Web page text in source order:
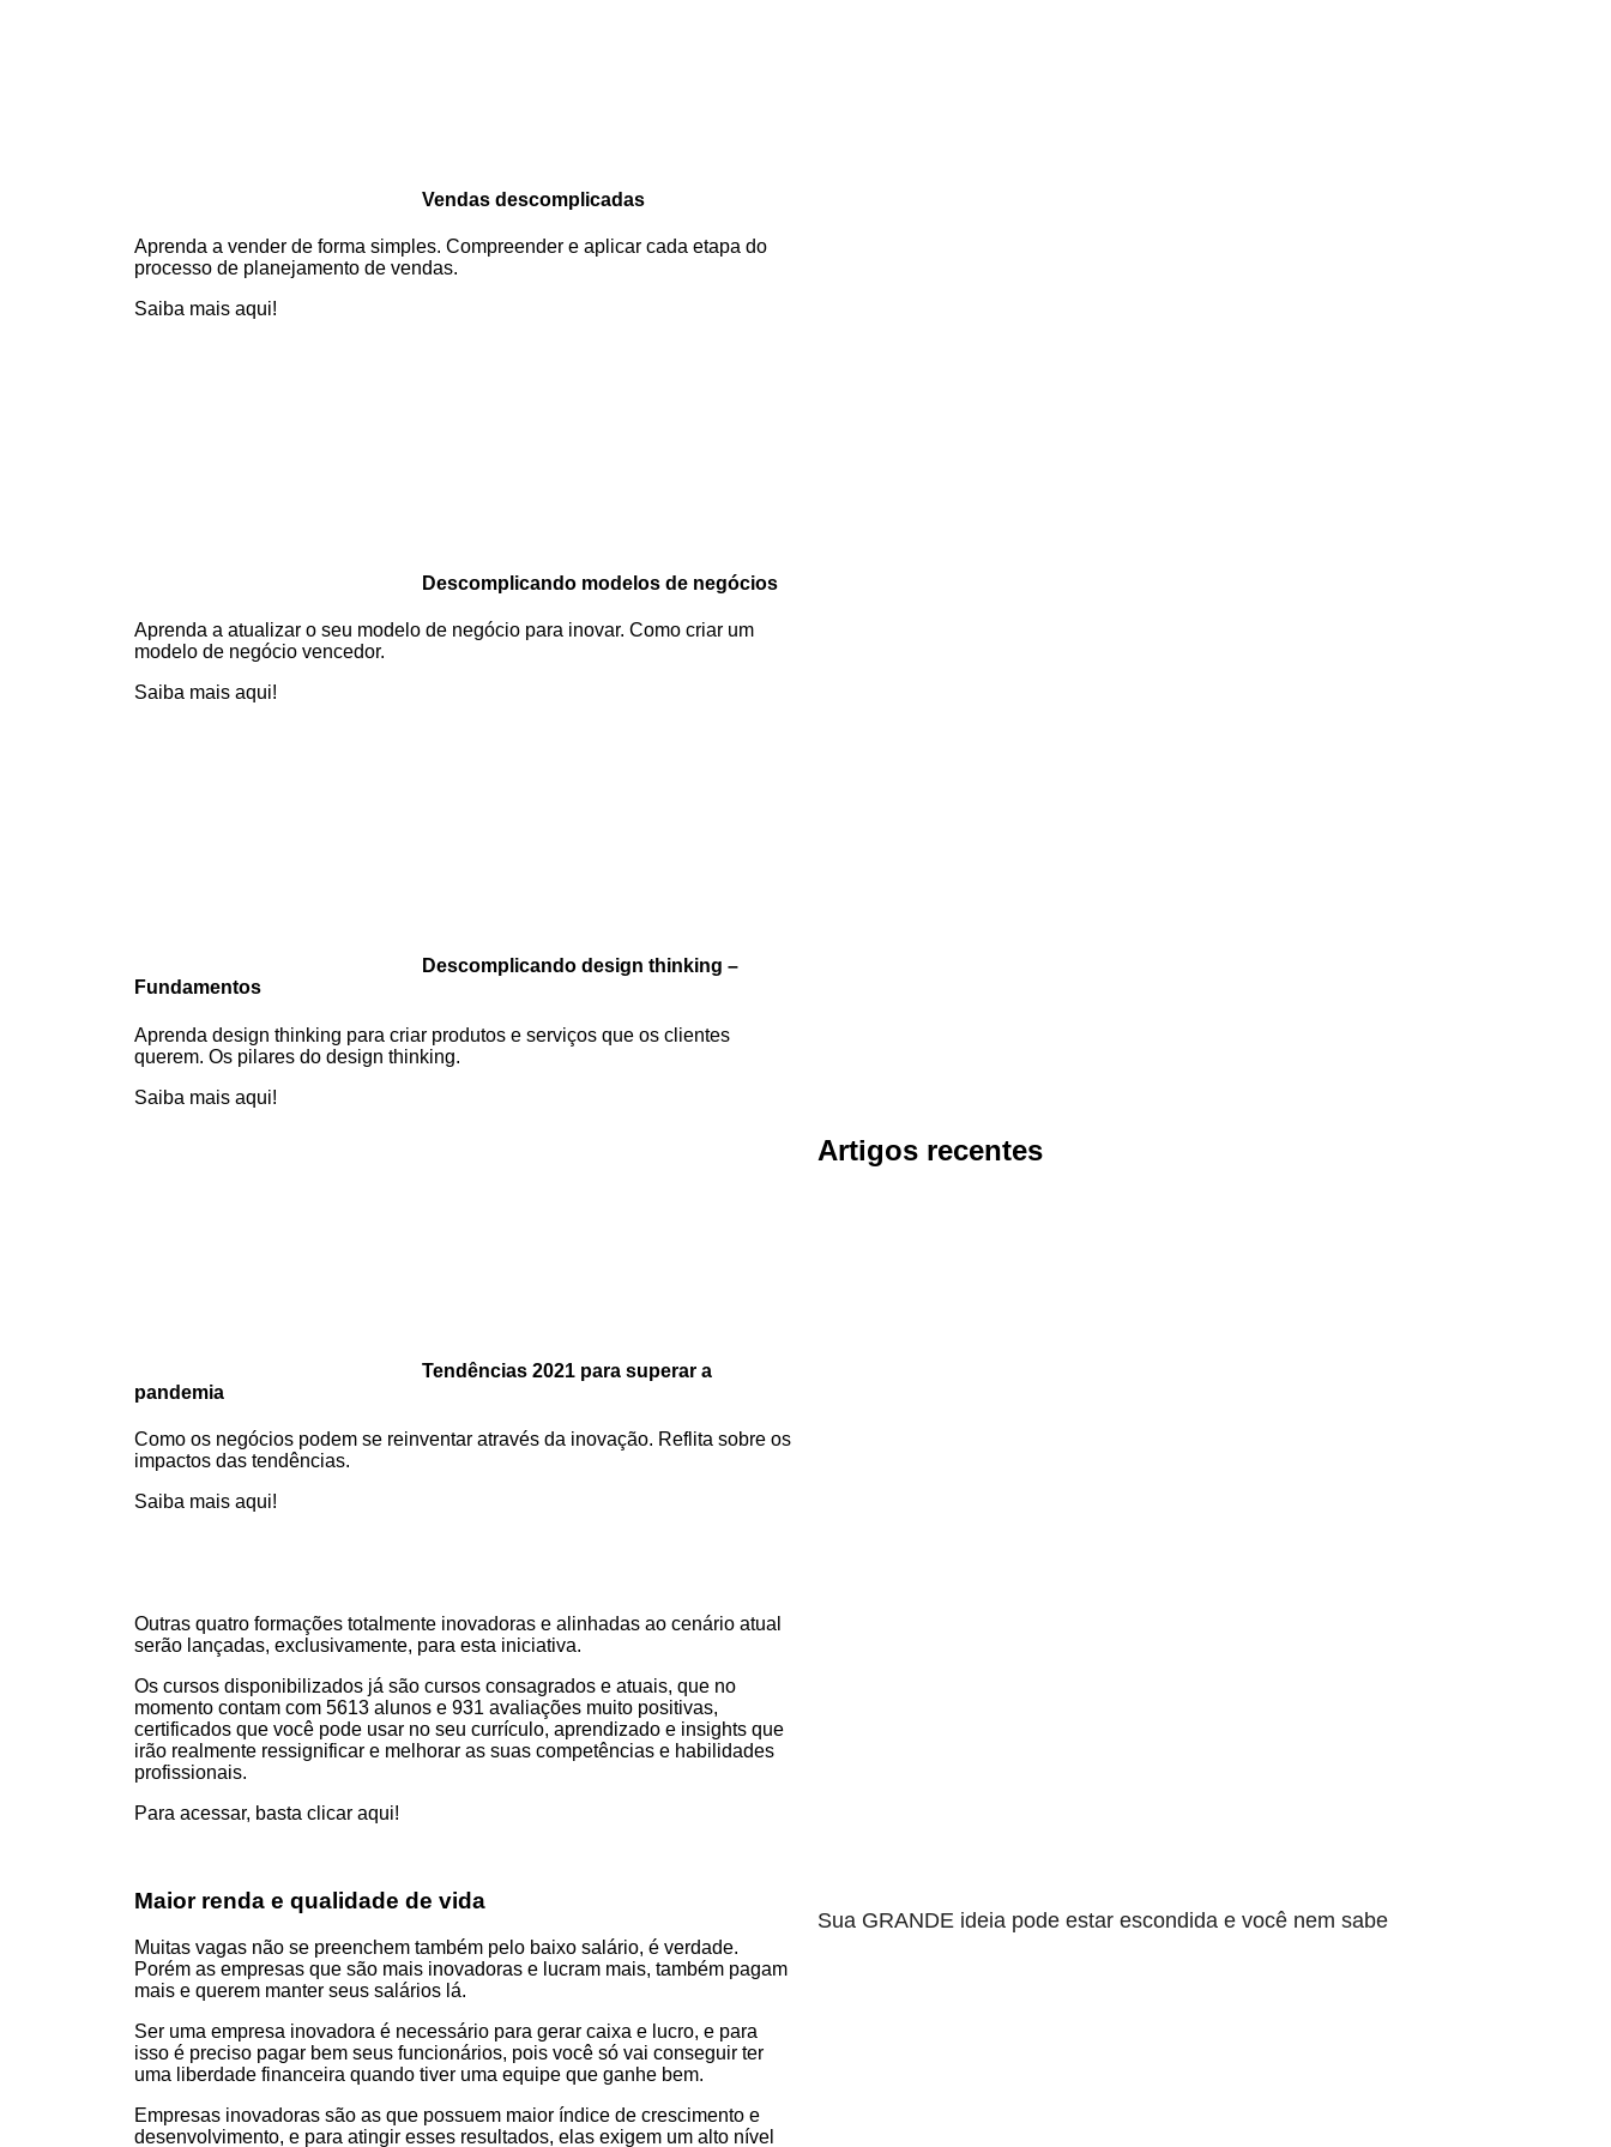
Vendas descomplicadas
Aprenda a vender de forma simples. Compreender e aplicar cada etapa do
processo de planejamento de vendas.
Saiba mais aqui!
Descomplicando modelos de negócios
Aprenda a atualizar o seu modelo de negócio para inovar. Como criar um
modelo de negócio vencedor.
Saiba mais aqui!
Descomplicando design thinking –
Fundamentos
Aprenda design thinking para criar produtos e serviços que os clientes
querem. Os pilares do design thinking.
Saiba mais aqui!
Tendências 2021 para superar a
pandemia
Como os negócios podem se reinventar através da inovação. Reflita sobre os
impactos das tendências.
Saiba mais aqui!
Outras quatro formações totalmente inovadoras e alinhadas ao cenário atual
serão lançadas, exclusivamente, para esta iniciativa.
Os cursos disponibilizados já são cursos consagrados e atuais, que no
momento contam com 5613 alunos e 931 avaliações muito positivas,
certificados que você pode usar no seu currículo, aprendizado e insights que
irão realmente ressignificar e melhorar as suas competências e habilidades
profissionais.
Para acessar, basta clicar aqui!
Maior renda e qualidade de vida
Muitas vagas não se preenchem também pelo baixo salário, é verdade.
Porém as empresas que são mais inovadoras e lucram mais, também pagam
mais e querem manter seus salários lá.
Ser uma empresa inovadora é necessário para gerar caixa e lucro, e para
isso é preciso pagar bem seus funcionários, pois você só vai conseguir ter
uma liberdade financeira quando tiver uma equipe que ganhe bem.
Empresas inovadoras são as que possuem maior índice de crescimento e
desenvolvimento, e para atingir esses resultados, elas exigem um alto nível
Artigos recentes
Sua GRANDE ideia pode estar escondida e você nem sabe